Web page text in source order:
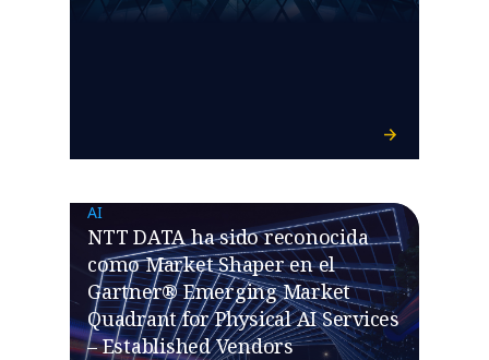
AI
NTT DATA ha sido reconocida
como Market Shaper en el
Gartner® Emerging Market
Quadrant for Physical AI Services
– Established Vendors